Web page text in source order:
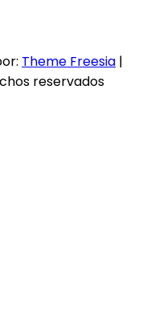
Theme Freesia |
reservados